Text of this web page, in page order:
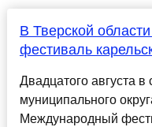
В Тверской
фестиваль
Двадцатого августа
муниципального
Международный